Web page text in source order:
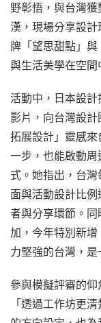
野彰悟，與台灣
漢，現場分享設
牌「望思甜點」
與生活美學在空間
活動中，日本設
影片，向台灣設計
拓展設計」靈感
一步，也能啟動
式。她指出，台
面與活動設計比
者與分享環節。
加，今年特別新
力堅強的台灣，是
參與模擬評審的仰
「透過工作坊更